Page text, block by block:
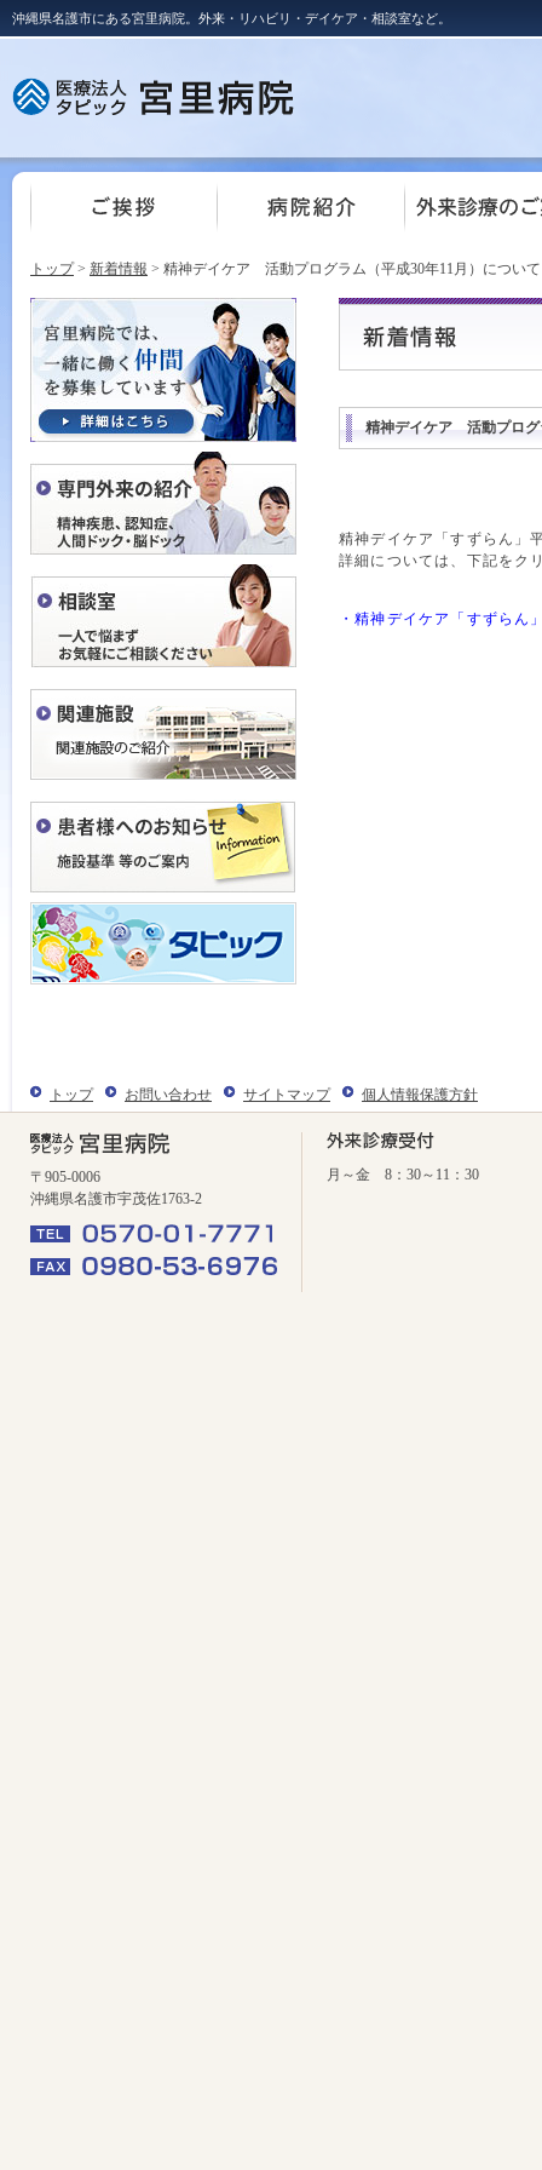
沖縄県名護市にある宮里病院。外来・リハビリ・デイケア・相談室など。
トップ> 新着情報 > 精神デイケア 活動プログラム（平成30年11月）について
精神デイケア 活動プログ
精神デイケア「すずらん」
詳細については、下記をク
・精神デイケア「すずらん
トップ お問い合わせ サイトマップ 個人情報保護方針
〒905-0006
沖縄県名護市宇茂佐1763-2
月～金 8：30～11：30